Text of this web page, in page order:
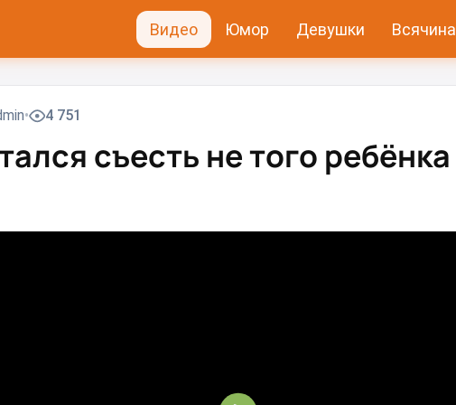
Видео Юмор Девушки Всячина
4 751
съесть не того ребёнка